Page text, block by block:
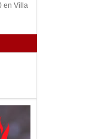
en Villa